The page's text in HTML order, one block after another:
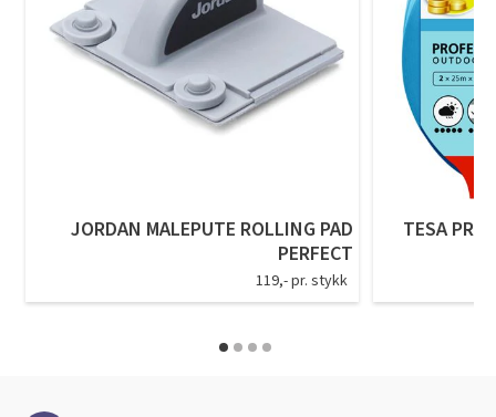
JORDAN MALEPUTE ROLLING PAD
PERFECT
119,- pr. stykk
TESA